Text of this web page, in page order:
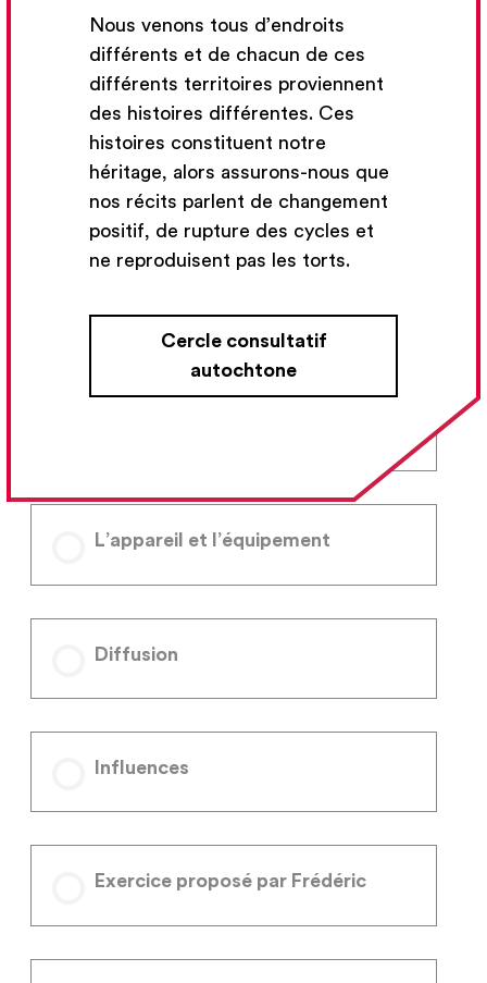
Nous venons tous d’endroits
différents et de chacun de ces
différents territoires proviennent
des histoires différentes. Ces
histoires constituent notre
héritage, alors assurons-nous que
nos récits parlent de changement
positif, de rupture des cycles et
ne reproduisent pas les torts.
Cercle consultatif
autochtone
Contenu du cours
Collaboration
L’appareil et l’équipement
Diffusion
Influences
Exercice proposé par Frédéric